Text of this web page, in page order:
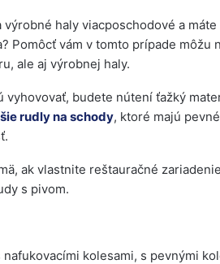
haly viacposchodové a
Pomôcť vám v tomto prípade môžu
ale aj výrobnej haly.
vyhovovať, budete nútení ťažký
rudly na schody, ktoré majú
ak vlastnite reštauračné
s pivom.
nafukovacími kolesami, s pevnými